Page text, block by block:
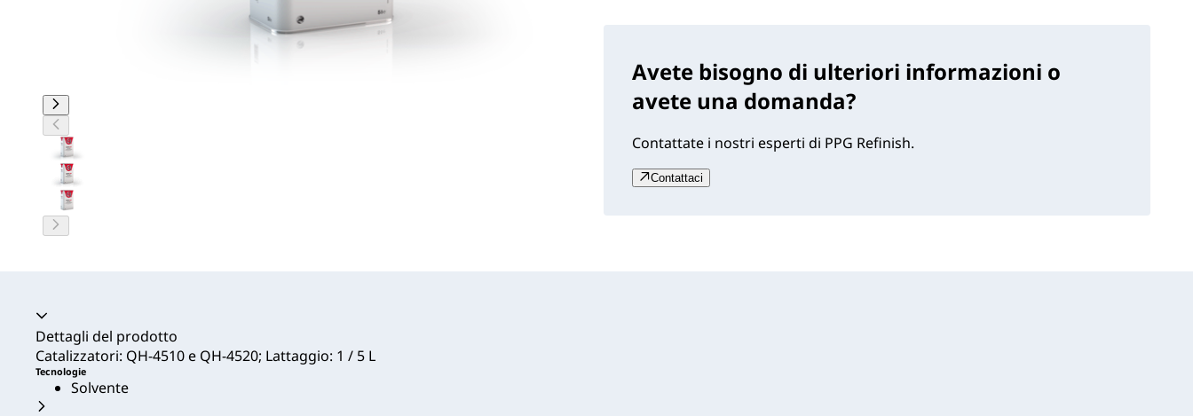
Avete bisogno di ulteriori informazioni o
avete una domanda?
Contattate i nostri esperti di PPG Refinish.
Contattaci
Dettagli del prodotto
Catalizzatori: QH-4510 e QH-4520; Lattaggio: 1 / 5 L
Tecnologie
Solvente